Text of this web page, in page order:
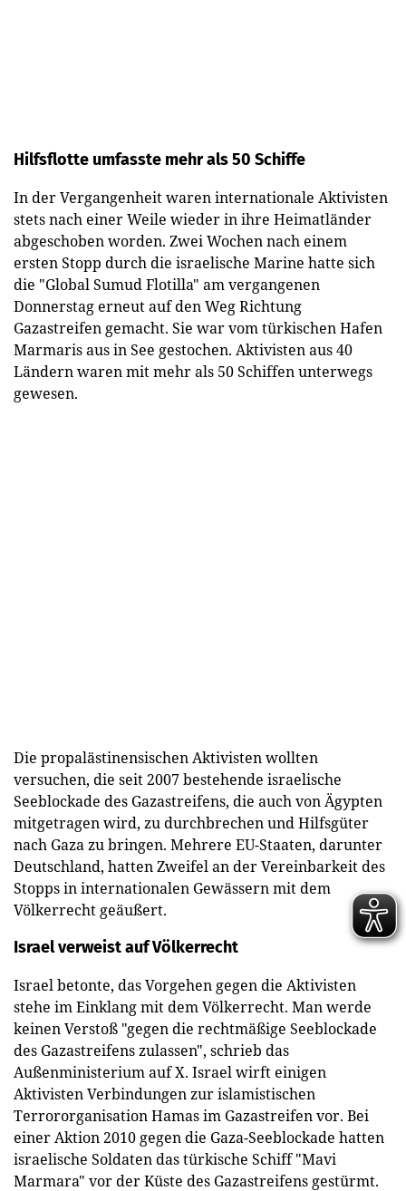
Hilfsflotte umfasste mehr als 50 Schiffe
In der Vergangenheit waren internationale Aktivisten
stets nach einer Weile wieder in ihre Heimatländer
abgeschoben worden. Zwei Wochen nach einem
ersten Stopp durch die israelische Marine hatte sich
die "Global Sumud Flotilla" am vergangenen
Donnerstag erneut auf den Weg Richtung
Gazastreifen gemacht. Sie war vom türkischen Hafen
Marmaris aus in See gestochen. Aktivisten aus 40
Ländern waren mit mehr als 50 Schiffen unterwegs
gewesen.
Die propalästinensischen Aktivisten wollten
versuchen, die seit 2007 bestehende israelische
Seeblockade des Gazastreifens, die auch von Ägypten
mitgetragen wird, zu durchbrechen und Hilfsgüter
nach Gaza zu bringen. Mehrere EU-Staaten, darunter
Deutschland, hatten Zweifel an der Vereinbarkeit des
Stopps in internationalen Gewässern mit dem
Völkerrecht geäußert.
Israel verweist auf Völkerrecht
Israel betonte, das Vorgehen gegen die Aktivisten
stehe im Einklang mit dem Völkerrecht. Man werde
keinen Verstoß "gegen die rechtmäßige Seeblockade
des Gazastreifens zulassen", schrieb das
Außenministerium auf X. Israel wirft einigen
Aktivisten Verbindungen zur islamistischen
Terrororganisation Hamas im Gazastreifen vor. Bei
einer Aktion 2010 gegen die Gaza-Seeblockade hatten
israelische Soldaten das türkische Schiff "Mavi
Marmara" vor der Küste des Gazastreifens gestürmt.